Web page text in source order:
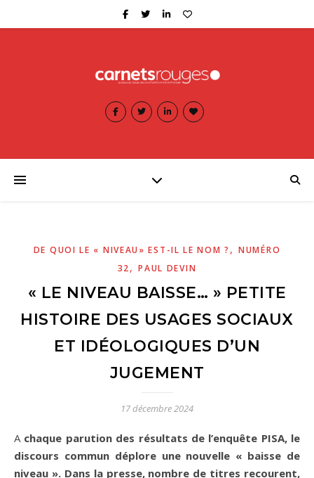
DE QUOI LE « NIVEAU» EST-IL LE NOM ? , NUMÉRO
32,PAUL DEVIN
« LE NIVEAU BAISSE… » PETITE
HISTOIRE DES USAGES SOCIAUX
ET IDÉOLOGIQUES D’UN
JUGEMENT
17 décembre 2024
A chaque parution des résultats de l’enquête PISA, le
discours commun déplore une nouvelle « baisse de
niveau ». Dans la presse, nombre de titres recourent,